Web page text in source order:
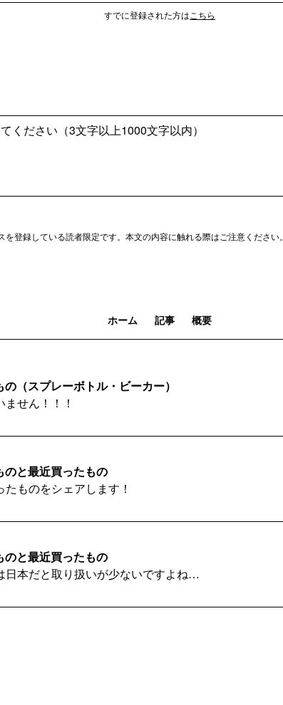
すでに登録された方は こちら
登録している読者限定です。本文の内容に触れる際はご注意ください。
ホーム 記事 概要
（スプレーボトル・ビーカー）
せん！！！
と最近買ったもの
ものをシェアします！
と最近買ったもの
日本だと取り扱いが少ないですよね…